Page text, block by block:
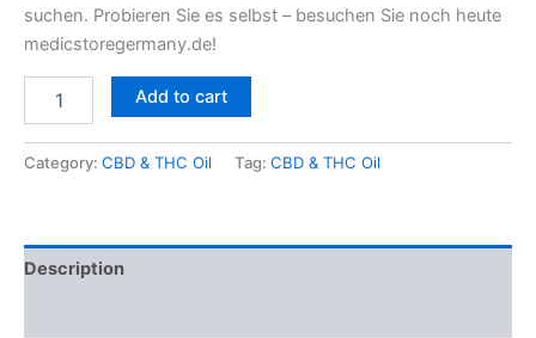
suchen. Probieren Sie es selbst – besuchen Sie noch heute
medicstoregermany.de!
Add to cart
Category: CBD & THC Oil Tag: CBD & THC Oil
Description